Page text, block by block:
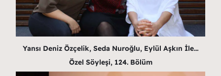
Yansı Deniz Özçelik, Seda Nuroğlu, Eylül Aşkın İle…
Özel Söyleşi, 124. Bölüm